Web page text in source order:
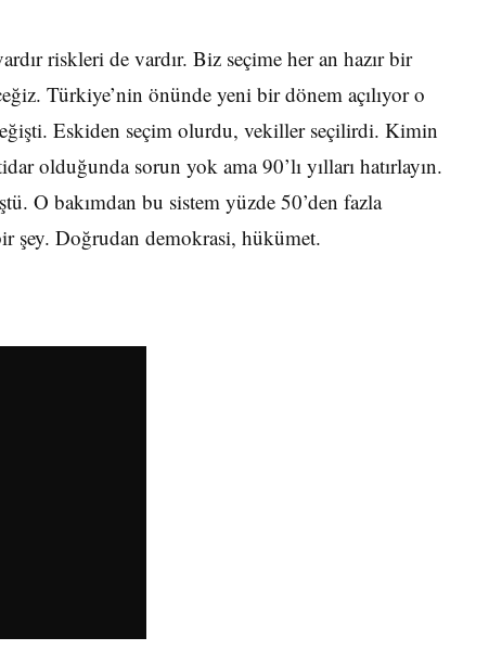
riskleri de vardır. Biz seçime her an hazır bir
Türkiye’nin önünde yeni bir dönem açılıyor o
Eskiden seçim olurdu, vekiller seçilirdi. Kimin
olduğunda sorun yok ama 90’lı yılları hatırlayın.
O bakımdan bu sistem yüzde 50’den fazla
şey. Doğrudan demokrasi, hükümet.